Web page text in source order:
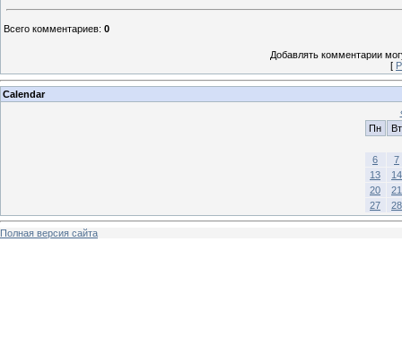
Всего комментариев: 0
Добавлять комментарии
[
Calendar
Пн
Вт
6
7
13
14
20
21
27
28
Полная версия сайта